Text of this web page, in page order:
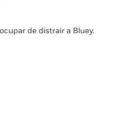
de distrair a Bluey.